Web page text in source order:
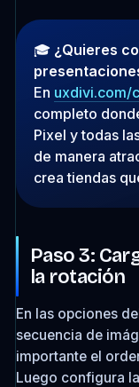
🎓 ¿Quieres
En uxdivi.com/
completo
Pixel y todas
de manera
crea tiendas
Paso 3:
la rotación
En las opciones
secuencia de
importante el
Luego configura